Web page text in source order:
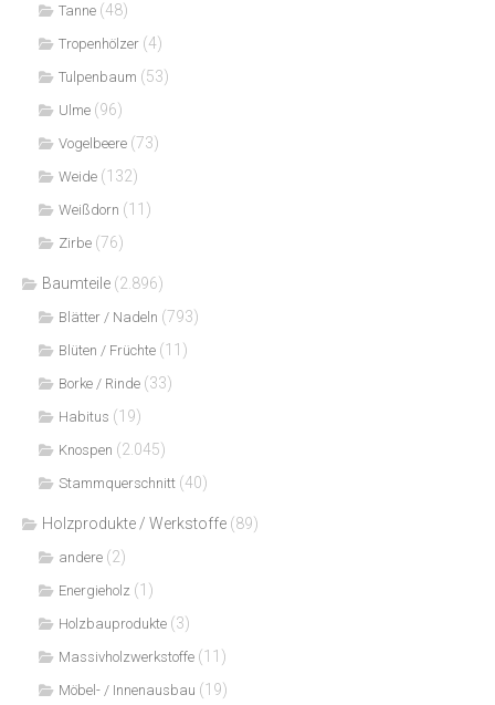
Tanne (48)
Tropenhölzer (4)
Tulpenbaum (53)
Ulme (96)
Vogelbeere (73)
Weide (132)
Weißdorn (11)
Zirbe (76)
Baumteile (2.896)
Blätter / Nadeln (793)
Blüten / Früchte (11)
Borke / Rinde (33)
Habitus (19)
Knospen (2.045)
Stammquerschnitt (40)
Holzprodukte / Werkstoffe (89)
andere (2)
Energieholz (1)
Holzbauprodukte (3)
Massivholzwerkstoffe (11)
Möbel- / Innenausbau (19)